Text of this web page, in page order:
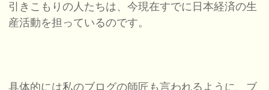
引きこもりの人たちは、今現在すでに日本経済の生
産活動を担っているのです。
具体的には私のブログの師匠も言われるように、ブ